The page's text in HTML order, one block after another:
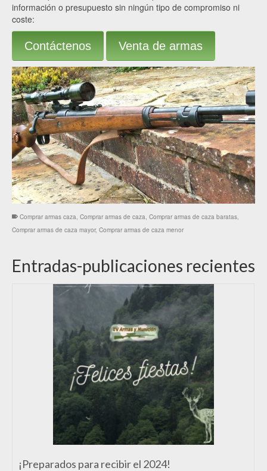
información o presupuesto sin ningún tipo de compromiso ni
coste:
Contáctenos Venta de armas
Comprar armas caza, Comprar armas de caza, Comprar armas de caza baratas,
Comprar armas de caza mayor, Comprar armas de caza menor
Entradas-publicaciones recientes
¡Preparados para recibir el 2024!